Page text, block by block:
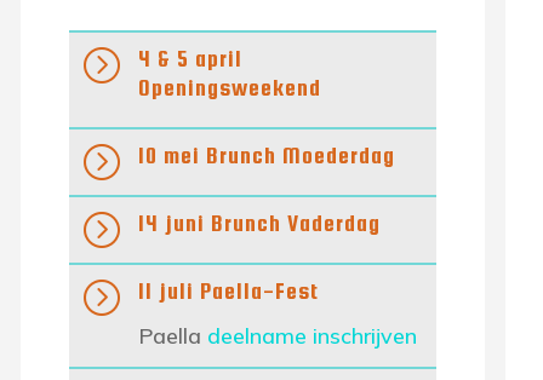
=
4 & 5 april
Openingsweekend
= 10 mei Brunch Moederdag
= 14 juni Brunch Vaderdag
= 11 juli Paella-Fest
Paella deelname inschrijven